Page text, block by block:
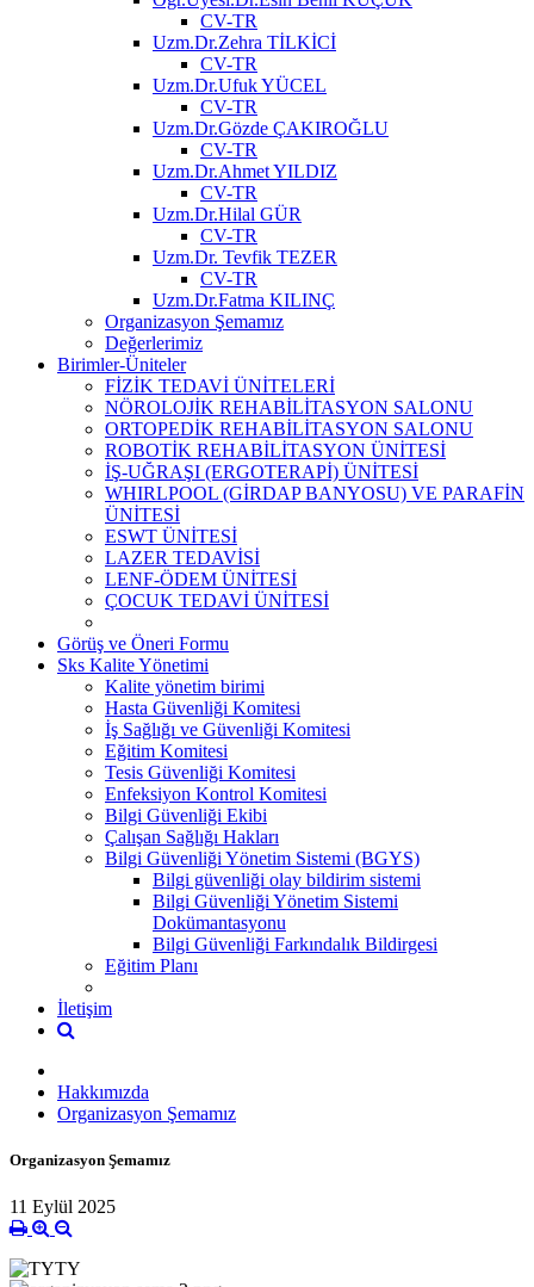
CV-TR
Uzm.Dr.Zehra TİLKİCİ
CV-TR
Uzm.Dr.Ufuk YÜCEL
CV-TR
Uzm.Dr.Gözde ÇAKIROĞLU
CV-TR
Uzm.Dr.Ahmet YILDIZ
CV-TR
Uzm.Dr.Hilal GÜR
CV-TR
Uzm.Dr. Tevfik TEZER
CV-TR
Uzm.Dr.Fatma KILINÇ
Organizasyon Şemamız
Değerlerimiz
Birimler-Üniteler
FİZİK TEDAVİ ÜNİTELERİ
NÖROLOJİK REHABİLİTASYON SALONU
ORTOPEDİK REHABİLİTASYON SALONU
ROBOTİK REHABİLİTASYON ÜNİTESİ
İŞ-UĞRAŞI (ERGOTERAPİ) ÜNİTESİ
WHIRLPOOL (GİRDAP BANYOSU) VE PARAFİN
ÜNİTESİ
ESWT ÜNİTESİ
LAZER TEDAVİSİ
LENF-ÖDEM ÜNİTESİ
ÇOCUK TEDAVİ ÜNİTESİ
Görüş ve Öneri Formu
Sks Kalite Yönetimi
Kalite yönetim birimi
Hasta Güvenliği Komitesi
İş Sağlığı ve Güvenliği Komitesi
Eğitim Komitesi
Tesis Güvenliği Komitesi
Enfeksiyon Kontrol Komitesi
Bilgi Güvenliği Ekibi
Çalışan Sağlığı Hakları
Bilgi Güvenliği Yönetim Sistemi (BGYS)
Bilgi güvenliği olay bildirim sistemi
Bilgi Güvenliği Yönetim Sistemi
Dokümantasyonu
Bilgi Güvenliği Farkındalık Bildirgesi
Eğitim Planı
İletişim
Hakkımızda
Organizasyon Şemamız
Organizasyon Şemamız
11 Eylül 2025